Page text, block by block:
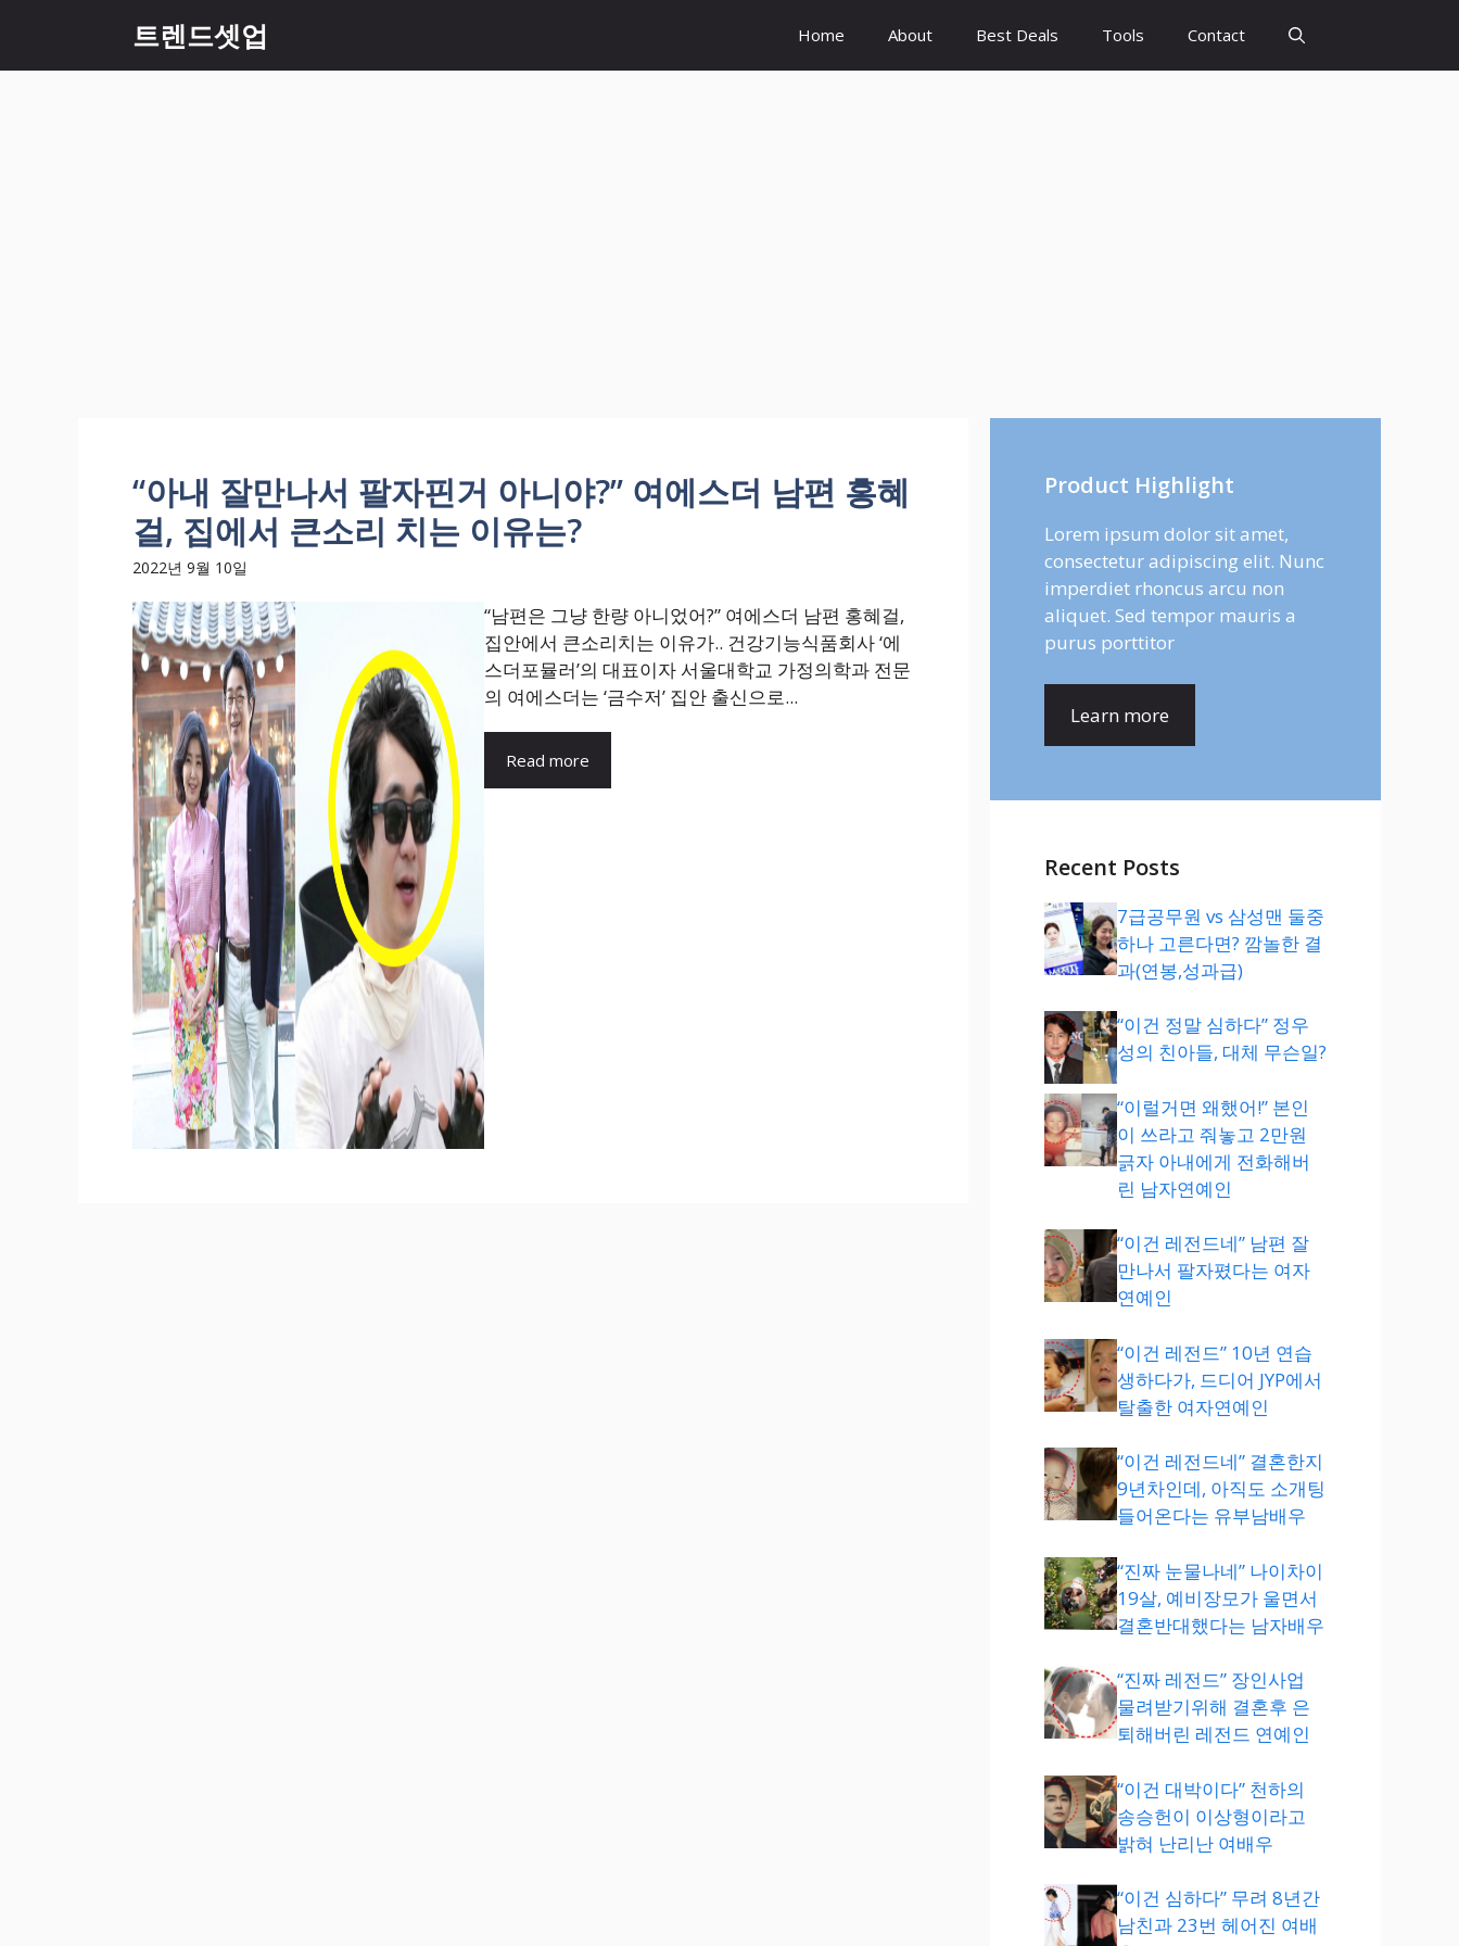
츠
트렌드셋업 Home About Best Deals Tools Contact
“아내 잘만나서 팔자핀거 아니야?” 여에스더 남편 홍혜
걸, 집에서 큰소리 치는 이유는?
2022년 9월 10일
“남편은 그냥 한량 아니었어?” 여에스더 남편 홍혜걸,
집안에서 큰소리치는 이유가.. 건강기능식품회사 ‘에
스더포뮬러’의 대표이자 서울대학교 가정의학과 전문
의 여에스더는 ‘금수저’ 집안 출신으로...
Read more
Product Highlight
Lorem ipsum dolor sit amet,
consectetur adipiscing elit. Nunc
imperdiet rhoncus arcu non
aliquet. Sed tempor mauris a
purus porttitor
Learn more
Recent Posts
7급공무원 vs 삼성맨 둘중
하나 고른다면? 깜놀한 결
과(연봉,성과급)
“이건 정말 심하다” 정우
성의 친아들, 대체 무슨일?
“이럴거면 왜했어!” 본인
이 쓰라고 줘놓고 2만원
긁자 아내에게 전화해버
린 남자연예인
“이건 레전드네” 남편 잘
만나서 팔자폈다는 여자
연예인
“이건 레전드” 10년 연습
생하다가, 드디어 JYP에서
탈출한 여자연예인
“이건 레전드네” 결혼한지
9년차인데, 아직도 소개팅
들어온다는 유부남배우
“진짜 눈물나네” 나이차이
19살, 예비장모가 울면서
결혼반대했다는 남자배우
“진짜 레전드” 장인사업
물려받기위해 결혼후 은
퇴해버린 레전드 연예인
“이건 대박이다” 천하의
송승헌이 이상형이라고
밝혀 난리난 여배우
“이건 심하다” 무려 8년간
남친과 23번 헤어진 여배